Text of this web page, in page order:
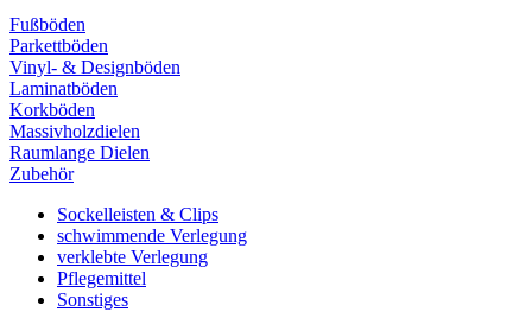
Fußböden
Parkettböden
Vinyl- & Designböden
Laminatböden
Korkböden
Massivholzdielen
Raumlange Dielen
Zubehör
Sockelleisten & Clips
schwimmende Verlegung
verklebte Verlegung
Pflegemittel
Sonstiges